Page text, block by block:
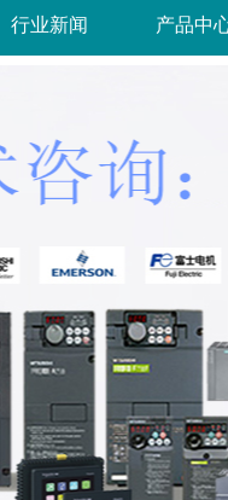
行业新闻 产品中